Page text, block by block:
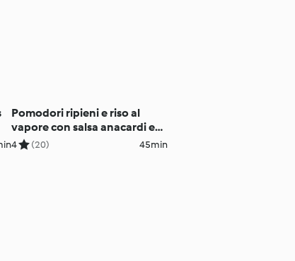
Pomodori ripieni e riso al
vapore con salsa anacardi e
basilico
4 (20) 45min